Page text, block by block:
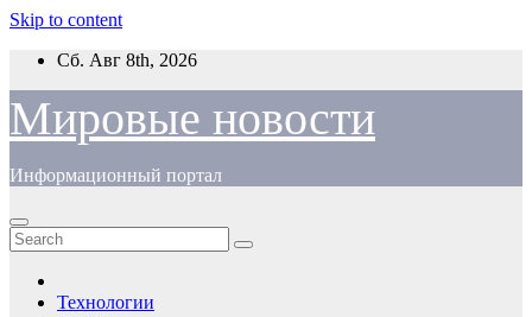
Skip to content
Сб. Авг 8th, 2026
Мировые новости
Информационный портал
Технологии